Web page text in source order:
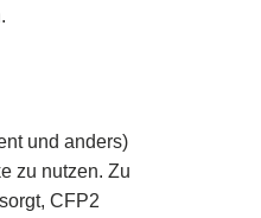
und anders)
zu nutzen. Zu
CFP2